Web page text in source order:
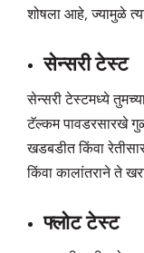
शोषला आहे, ज्यामुळे
सेन्सरी टेस्ट
सेन्सरी टेस्टमध्ये
टॅल्कम पावडरसारखे
खडबडीत किंवा
किंवा कालांतराने ते
फ्लोट टेस्ट